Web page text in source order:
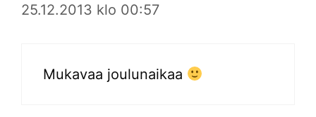
25.12.2013 klo 00:57
Mukavaa joulunaikaa